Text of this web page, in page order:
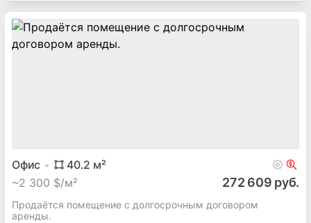
Офис 40.2 м²
~2 300 $/м² 272 609 руб.
Продаётся помещение с долгосрочным договором
аренды.